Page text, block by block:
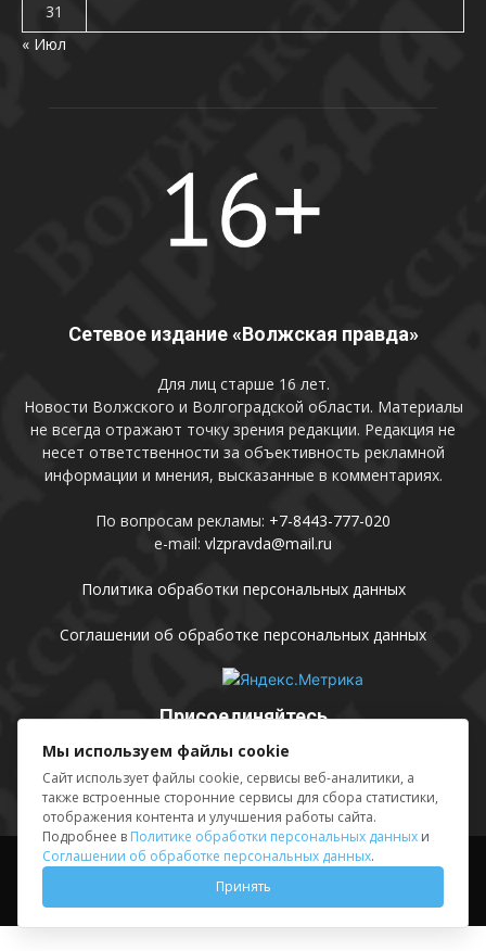
31
« Июл
Сетевое издание «Волжская правда»
Для лиц старше 16 лет.
Новости Волжского и Волгоградской области. Материалы
не всегда отражают точку зрения редакции. Редакция не
несет ответственности за объективность рекламной
информации и мнения, высказанные в комментариях.
По вопросам рекламы: +7-8443-777-020
e-mail: vlzpravda@mail.ru
Политика обработки персональных данных
Соглашении об обработке персональных данных
Присоединяйтесь
Выходные данные Sing in
© АМУ «Редакция газеты «Волжская правда», 2012-2026
Мы используем файлы cookie
Сайт использует файлы cookie, сервисы веб-аналитики, а
также встроенные сторонние сервисы для сбора статистики,
отображения контента и улучшения работы сайта.
Подробнее в Политике обработки персональных данных и
Соглашении об обработке персональных данных.
Принять